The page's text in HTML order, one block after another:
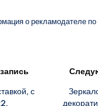
о рекламодателе
с